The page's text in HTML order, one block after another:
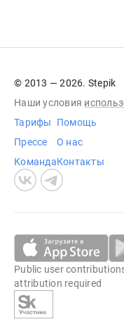
© 2013 — 2026. Stepik
Наши условия
Тарифы
Прессе
Команда
Помощь
О нас
Контакты
Public user
attribution required